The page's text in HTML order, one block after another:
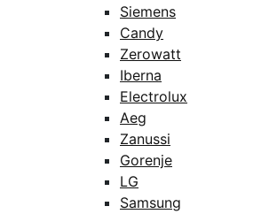
Siemens
Candy
Zerowatt
Iberna
Electrolux
Aeg
Zanussi
Gorenje
LG
Samsung